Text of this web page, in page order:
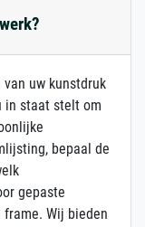
uw kunstdruk
in staat stelt om
bepaal de
gepaste
Wij bieden